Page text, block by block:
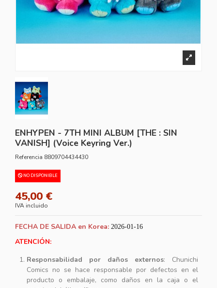
ENHYPEN - 7TH MINI ALBUM [THE : SIN
VANISH] (Voice Keyring Ver.)
Referencia 8809704434430
NO DISPONIBLE
45,00 €
IVA incluido
FECHA DE SALIDA en Korea: 2026-01-16
ATENCIÓN:
Responsabilidad por daños externos: Chunichi
Comics no se hace responsable por defectos en el
producto o embalaje, como daños en la caja o el